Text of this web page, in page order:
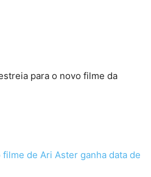
para o novo filme da
de Ari Aster ganha data de